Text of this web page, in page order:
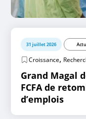
31 juillet 2026
Croissance,
Grand Magal
FCFA de
d’emplois